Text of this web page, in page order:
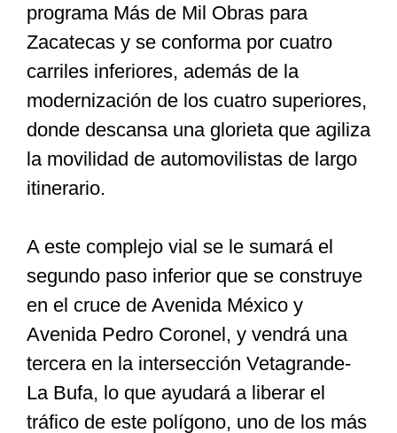
programa Más de Mil Obras para
Zacatecas y se conforma por cuatro
carriles inferiores, además de la
modernización de los cuatro superiores,
donde descansa una glorieta que agiliza
la movilidad de automovilistas de largo
itinerario.
A este complejo vial se le sumará el
segundo paso inferior que se construye
en el cruce de Avenida México y
Avenida Pedro Coronel, y vendrá una
tercera en la intersección Vetagrande-
La Bufa, lo que ayudará a liberar el
tráfico de este polígono, uno de los más